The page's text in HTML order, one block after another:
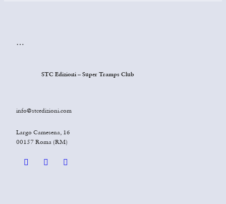
…
STC Edizioni – Super Tramps Club
info@stcedizioni.com
Largo Camesena, 16
00157 Roma (RM)